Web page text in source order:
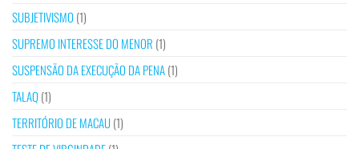
SUBJETIVISMO (1)
SUPREMO INTERESSE DO MENOR (1)
SUSPENSÃO DA EXECUÇÃO DA PENA(1)
TALAQ(1)
TERRITÓRIO DE MACAU(1)